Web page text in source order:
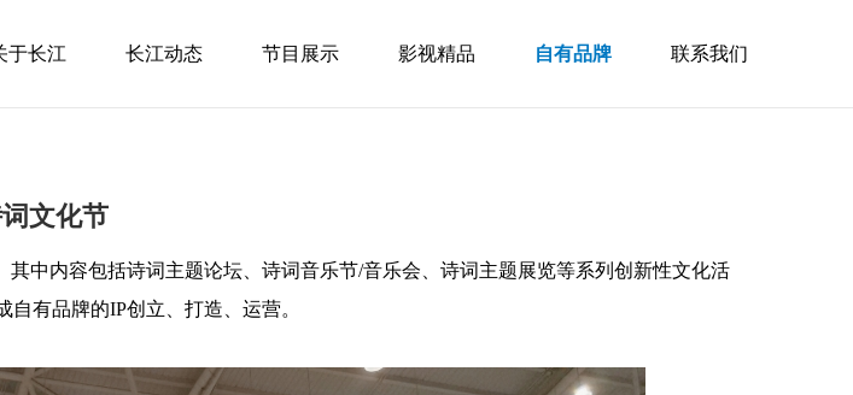
于长江 长江动态 节目展示 影视精品 自有品牌 联系我们
文化节
中内容包括诗词主题论坛、诗词音乐节/音乐会、诗词主题展览等系列创新性文化活
有品牌的IP创立、打造、运营。